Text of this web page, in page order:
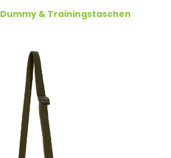
Dummy & Trainingstaschen